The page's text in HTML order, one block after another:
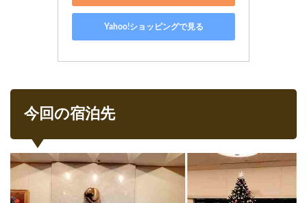
Yahoo!ショッピングで見る
今回の宿泊先